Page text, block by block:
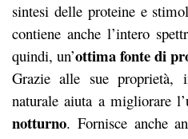
sintesi delle proteine e
contiene anche l’intero
quindi, un’ottima fonte di
Grazie alle sue proprietà,
naturale aiuta a migliorare
notturno. Fornisce anche